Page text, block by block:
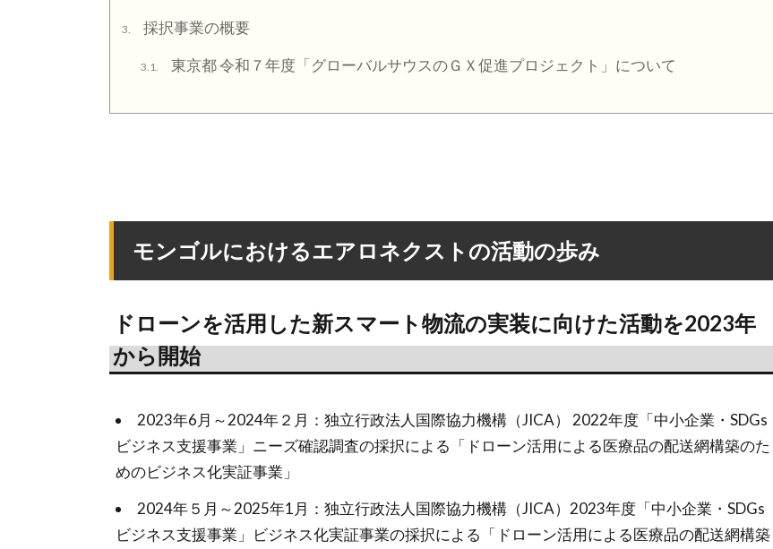
3. 採択事業の概要
3.1. 東京都 令和７年度「グローバルサウスのＧＸ促進プロジェクト」について
モンゴルにおけるエアロネクストの活動の歩み
ドローンを活用した新スマート物流の実装に向けた活動を2023年
から開始
2023年6月～2024年２月：独立行政法人国際協力機構（JICA） 2022年度「中小企業・SDGs
ビジネス支援事業」ニーズ確認調査の採択による「ドローン活用による医療品の配送網構築のた
めのビジネス化実証事業」
2024年５月～2025年1月：独立行政法人国際協力機構（JICA）2023年度「中小企業・SDGs
ビジネス支援事業」ビジネス化実証事業の採択による「ドローン活用による医療品の配送網構築